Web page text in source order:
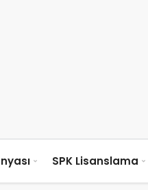
SPK Lisanslama